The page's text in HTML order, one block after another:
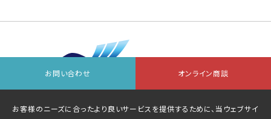
会社情報 お問い合わせ先一覧
オンライン商談
お問い合わせ オンライン商談
お客様のニーズに合ったより良いサービスを提供するために、当ウェブサイ